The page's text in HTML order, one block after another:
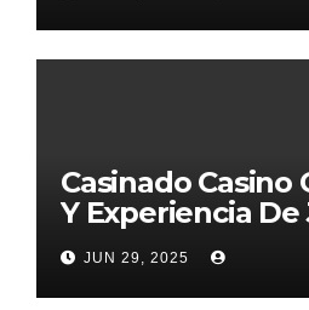
Casinado Casino
Y Experiencia
2026
JUN 29, 2025